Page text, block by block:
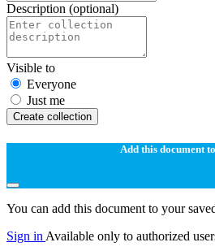
Description (optional)
Visible to
Everyone
Just me
Create collection
Add this document
You can add this document to your
Sign in Available only to authorized